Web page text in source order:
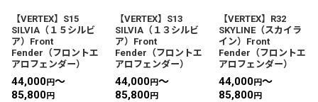
【VERTEX】S15
SILVIA（１５シルビ
ア）Front
Fender（フロントエ
アロフェンダー）
44,000円～
85,800円
【VERTEX】S13
SILVIA（１３シルビ
ア）Front
Fender（フロントエ
アロフェンダー）
44,000円～
85,800円
【VERTEX】R32
SKYLINE（スカイラ
イン）Front
Fender（フロントエ
アロフェンダー）
44,000円～
85,800円